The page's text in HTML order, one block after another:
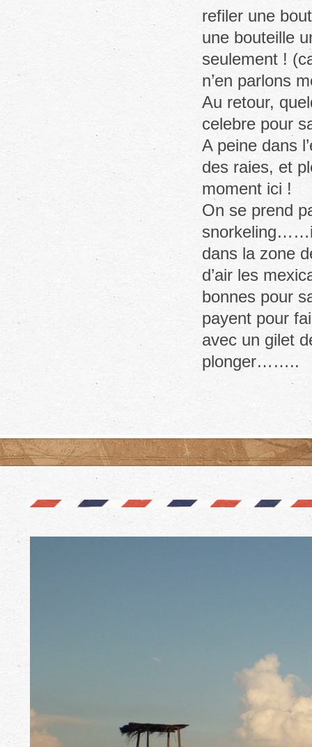
refiler une
une bouteille
seulement !
n’en parlons
Au retour,
celebre pour
A peine dans
des raies, et
moment ici !
On se prend
dans la zone
d’air les
bonnes pour
payent pour
avec un gilet
plonger……..